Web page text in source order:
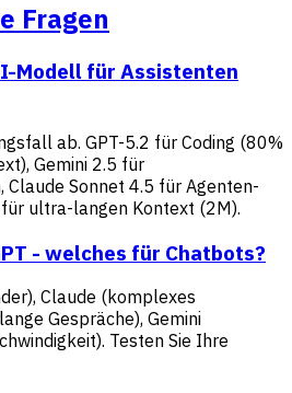
Fragen
Modell für Assistenten
ab. GPT-5.2 für Coding (80%
Gemini 2.5 für
Claude Sonnet 4.5 für Agenten-
ultra-langen Kontext (2M).
- welches für Chatbots?
Claude (komplexes
Gespräche), Gemini
Testen Sie Ihre